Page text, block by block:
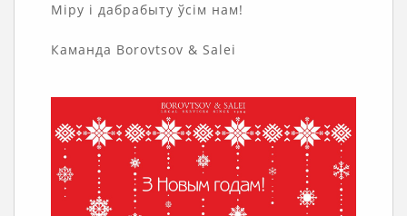
Міру і дабрабыту ўсім нам!
Каманда Borovtsov & Salei